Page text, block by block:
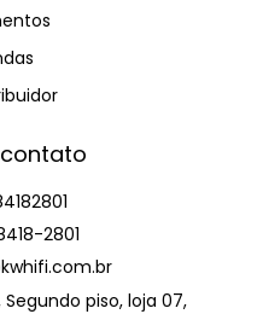
2801
Segundo piso, loja 07,